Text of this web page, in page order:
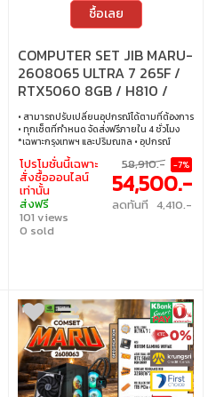
ซื้อเลย
COMPUTER SET JIB MARU-
2608065 ULTRA 7 265F /
RTX5060 8GB / H810 /
32GB DDR5 / M.2 1TB
• สามารถปรับเปลี่ยนอุปกรณ์ได้ตามที่ต้องการ
• ทุกเซ็ตที่กำหนด จัดส่งฟรีภายใน 4 ชั่วโมง
*เฉพาะกรุงเทพฯ และปริมณฑล • อุปกรณ์
คอมพิวเตอร์เสียภายใน 30 วัน นับจากวันซื้อ
เปลี่ยนอุปกรณ์คอมพิวเตอร์ใหม่ให้ทันที
ภายใน 24 ชั่วโมง เฉพาะซื้อผ่าน JIB Online
เท่านั้น (เงื่อนไขเป็นไปตามที่กำหนด) • ผ่อน
สบายๆ 0% นาน 10 เดือน ทุกเซ็ต • บริการ
ซ่อมและตรวจเช็คอาการ ฟรี! ได้ที่เจไอบีกว่า 140
สาขา ทั่วประเทศ
โปรโมชั่นนี้เฉพาะ
สั่งซื้อออนไลน์
เท่านั้น
ส่งฟรี
101 views
0 sold
58,910.- -7%
54,500.-
ลดทันที 4,410.-